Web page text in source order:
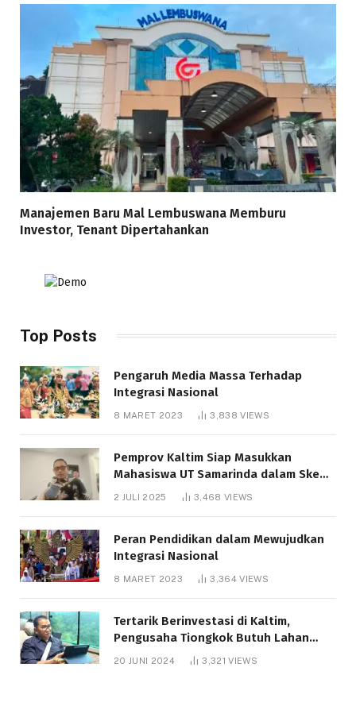
Manajemen Baru Mal Lembuswana Memburu
Investor, Tenant Dipertahankan
Top Posts
Pengaruh Media Massa Terhadap
Integrasi Nasional
8 MARET 2023 3,838VIEWS
Pemprov Kaltim Siap Masukkan
Mahasiswa UT Samarinda dalam Skema
Bantuan Pendidikan Gratispol
2 JULI 2025 3,468 VIEWS
Peran Pendidikan dalam Mewujudkan
Integrasi Nasional
8 MARET 2023 3,364VIEWS
Tertarik Berinvestasi di Kaltim,
Pengusaha Tiongkok Butuh Lahan
1.000 Hektare
20 JUNI 2024 3,321VIEWS